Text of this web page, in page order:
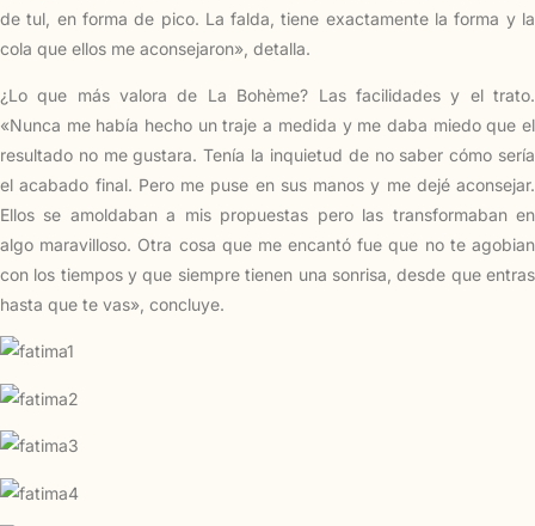
de tul, en forma de pico. La falda, tiene exactamente la forma y la
cola que ellos me aconsejaron», detalla.
¿Lo que más valora de La Bohème? Las facilidades y el trato.
«Nunca me había hecho un traje a medida y me daba miedo que el
resultado no me gustara. Tenía la inquietud de no saber cómo sería
el acabado final. Pero me puse en sus manos y me dejé aconsejar.
Ellos se amoldaban a mis propuestas pero las transformaban en
algo maravilloso. Otra cosa que me encantó fue que no te agobian
con los tiempos y que siempre tienen una sonrisa, desde que entras
hasta que te vas», concluye.